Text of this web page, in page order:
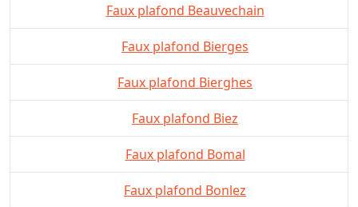
Faux plafond Beauvechain
Faux plafond Bierges
Faux plafond Bierghes
Faux plafond Biez
Faux plafond Bomal
Faux plafond Bonlez